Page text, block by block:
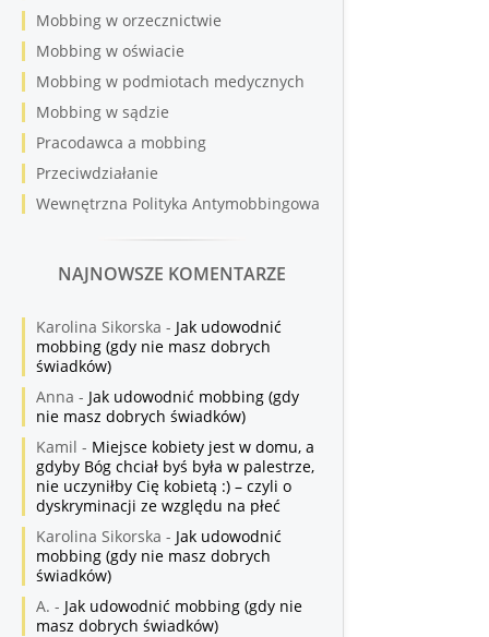
Mobbing w orzecznictwie
Mobbing w oświacie
Mobbing w podmiotach medycznych
Mobbing w sądzie
Pracodawca a mobbing
Przeciwdziałanie
Wewnętrzna Polityka Antymobbingowa
NAJNOWSZE KOMENTARZE
Karolina Sikorska - Jak udowodnić
mobbing (gdy nie masz dobrych
świadków)
Anna - Jak udowodnić mobbing (gdy
nie masz dobrych świadków)
Kamil - Miejsce kobiety jest w domu, a
gdyby Bóg chciał byś była w palestrze,
nie uczyniłby Cię kobietą :) – czyli o
dyskryminacji ze względu na płeć
Karolina Sikorska - Jak udowodnić
mobbing (gdy nie masz dobrych
świadków)
A. - Jak udowodnić mobbing (gdy nie
masz dobrych świadków)